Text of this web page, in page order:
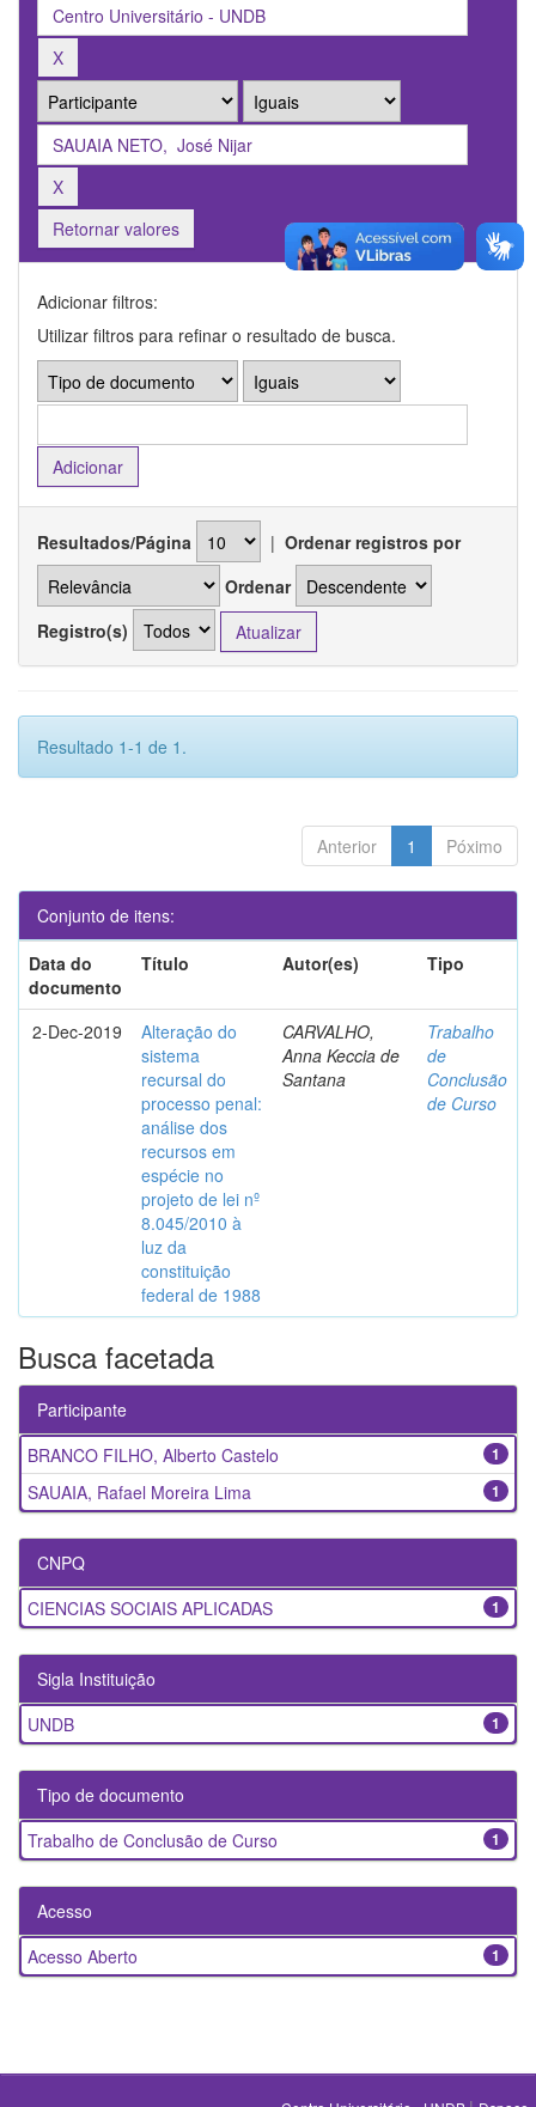
Retornar valores
Adicionar filtros:
Utilizar filtros para refinar o resultado de busca.
Resultados/Página | Ordenar registros por
Ordenar
Registro(s)
Resultado 1-1 de 1.
Anterior 1 Póximo
Conjunto de itens:
Data do
documento
Título Autor(es) Tipo
2-Dec-2019
Alteração do
sistema
recursal do
processo penal:
análise dos
recursos em
espécie no
projeto de lei nº
8.045/2010 à
luz da
constituição
federal de 1988
CARVALHO,
Anna Keccia de
Santana
Trabalho
de
Conclusão
de Curso
Busca facetada
Participante
1
BRANCO FILHO, Alberto Castelo
1
SAUAIA, Rafael Moreira Lima
CNPQ
1
CIENCIAS SOCIAIS APLICADAS
Sigla Instituição
1
UNDB
Tipo de documento
1
Trabalho de Conclusão de Curso
Acesso
1
Acesso Aberto